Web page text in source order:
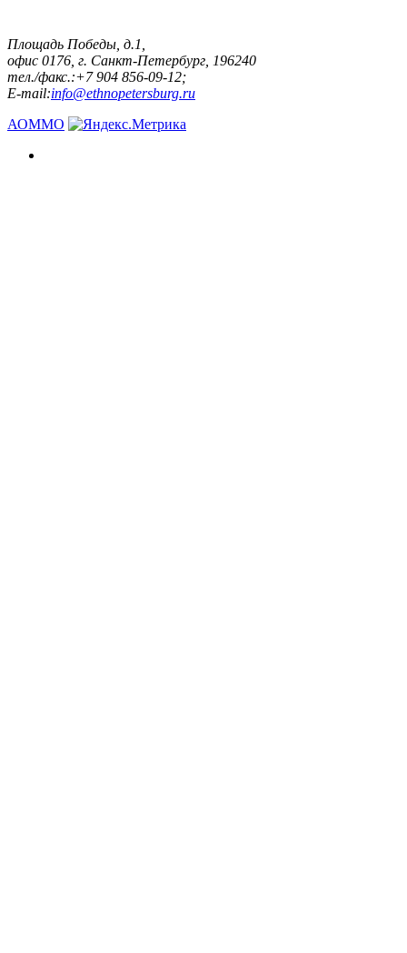
Площадь Победы, д.1,
офис 0176, г. Санкт-Петербург, 196240
тел./факс.:+7 904 856-09-12;
E-mail:info@ethnopetersburg.ru
АОММО